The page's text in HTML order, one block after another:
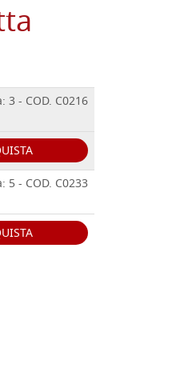
3 - COD. C0216
5 - COD. C0233